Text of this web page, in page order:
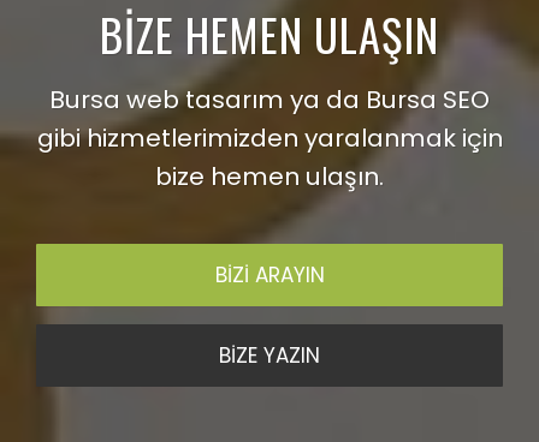
BİZE HEMEN ULAŞIN
Bursa web tasarım ya da Bursa SEO
gibi hizmetlerimizden yaralanmak için
bize hemen ulaşın.
BİZİ ARAYIN
BİZE YAZIN